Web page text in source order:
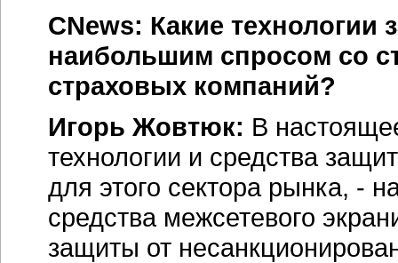
CNews: Какие технологии
наибольшим спросом со
страховых компаний?
Игорь Жовтюк: В
технологии и средства
для этого сектора рынка, -
средства межсетевого
защиты от